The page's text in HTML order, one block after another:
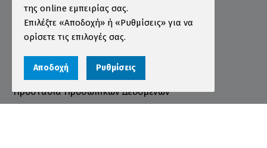
Τρόποι Πληρωμής
Τρόποι Αποστολής
Όροι χρήσης
Προστασία Προσωπικών Δεδομένων
της online εμπειρίας σας.
Επιλέξτε «Αποδοχή» ή «Ρυθμίσεις» για να
ορίσετε τις επιλογές σας.
Αποδοχή Ρυθμίσεις